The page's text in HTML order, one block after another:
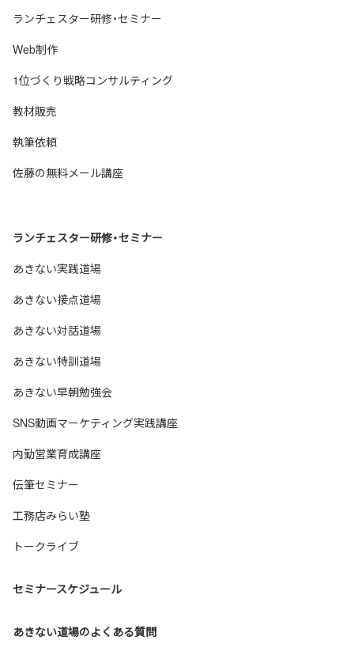
ランチェスター研修・セミナー
Web制作
1位づくり戦略コンサルティング
教材販売
執筆依頼
佐藤の無料メール講座
ランチェスター研修・セミナー
あきない実践道場
あきない接点道場
あきない対話道場
あきない特訓道場
あきない早朝勉強会
SNS動画マーケティング実践講座
内勤営業育成講座
伝筆セミナー
工務店みらい塾
トークライブ
セミナースケジュール
あきない道場のよくある質問